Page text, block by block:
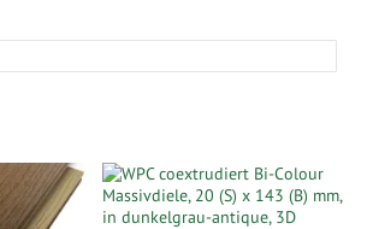
festlegen